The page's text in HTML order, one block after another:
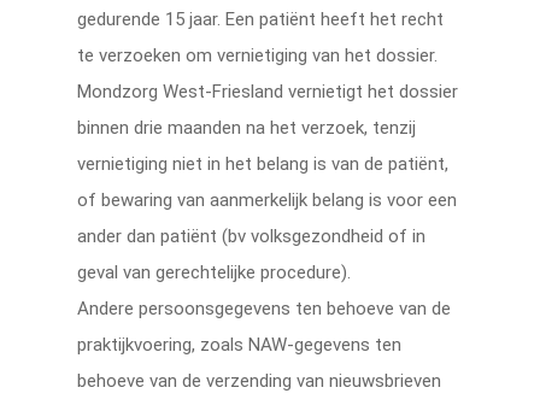
gedurende 15 jaar. Een patiënt heeft het recht
te verzoeken om vernietiging van het dossier.
Mondzorg West-Friesland vernietigt het dossier
binnen drie maanden na het verzoek, tenzij
vernietiging niet in het belang is van de patiënt,
of bewaring van aanmerkelijk belang is voor een
ander dan patiënt (bv volksgezondheid of in
geval van gerechtelijke procedure).
Andere persoonsgegevens ten behoeve van de
praktijkvoering, zoals NAW-gegevens ten
behoeve van de verzending van nieuwsbrieven